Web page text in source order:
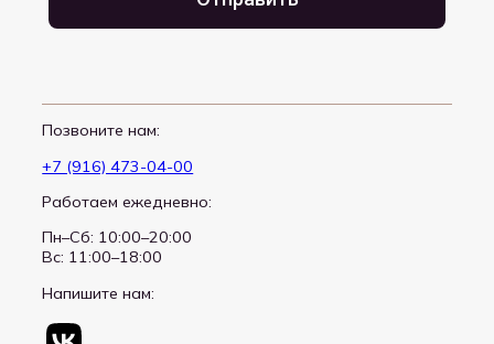
Позвоните нам:
+7 (916) 473-04-00
Работаем ежедневно:
Пн–Сб: 10:00–20:00
Вс: 11:00–18:00
Напишите нам: